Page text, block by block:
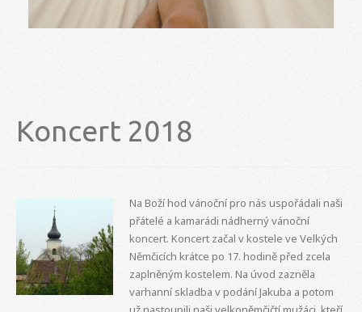
Koncert 2018
Na Boží hod vánoční pro nás uspořádali naši
přátelé a kamarádi nádherný vánoční
koncert. Koncert začal v kostele ve Velkých
Němčicích krátce po 17. hodině před zcela
zaplněným kostelem. Na úvod zazněla
varhanní skladba v podání Jakuba a potom